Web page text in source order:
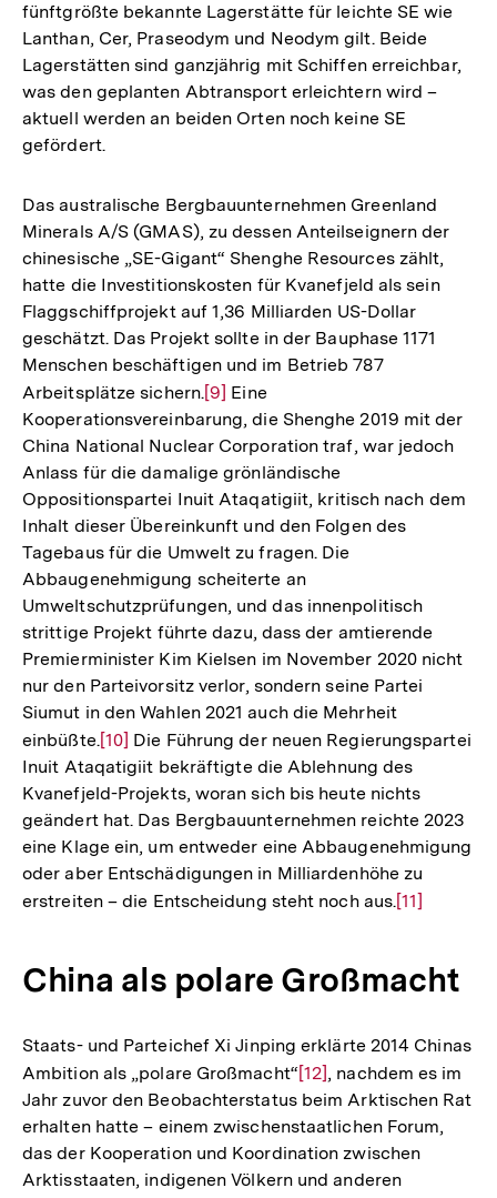
fünftgrößte bekannte Lagerstätte für leichte SE wie
Lanthan, Cer, Praseodym und Neodym gilt. Beide
Lagerstätten sind ganzjährig mit Schiffen erreichbar,
was den geplanten Abtransport erleichtern wird –
aktuell werden an beiden Orten noch keine SE
gefördert.
Das australische Bergbauunternehmen Greenland
Minerals A/S (GMAS), zu dessen Anteilseignern der
chinesische „SE-Gigant“ Shenghe Resources zählt,
hatte die Investitionskosten für Kvanefjeld als sein
Flaggschiffprojekt auf 1,36 Milliarden US-Dollar
geschätzt. Das Projekt sollte in der Bauphase 1171
Menschen beschäftigen und im Betrieb 787
Arbeitsplätze sichern.Zur
Auflösung
der
Fußnote
[9] Eine
Kooperationsvereinbarung, die Shenghe 2019 mit der
China National Nuclear Corporation traf, war jedoch
Anlass für die damalige grönländische
Oppositionspartei Inuit Ataqatigiit, kritisch nach dem
Inhalt dieser Übereinkunft und den Folgen des
Tagebaus für die Umwelt zu fragen. Die
Abbaugenehmigung scheiterte an
Umweltschutzprüfungen, und das innenpolitisch
strittige Projekt führte dazu, dass der amtierende
Premierminister Kim Kielsen im November 2020 nicht
nur den Parteivorsitz verlor, sondern seine Partei
Siumut in den Wahlen 2021 auch die Mehrheit
einbüßte.Zur
Auflösung
der
Fußnote
[10] Die Führung der neuen Regierungspartei
Inuit Ataqatigiit bekräftigte die Ablehnung des
Kvanefjeld-Projekts, woran sich bis heute nichts
geändert hat. Das Bergbauunternehmen reichte 2023
eine Klage ein, um entweder eine Abbaugenehmigung
oder aber Entschädigungen in Milliardenhöhe zu
erstreiten – die Entscheidung steht noch aus.Zur
Fußnote
[11]
China als polare Großmacht
Staats- und Parteichef Xi Jinping erklärte 2014 Chinas
Ambition als „polare Großmacht“Zur
Auflösung
der
Fußnote
[12], nachdem es im
Jahr zuvor den Beobachterstatus beim Arktischen Rat
erhalten hatte – einem zwischenstaatlichen Forum,
das der Kooperation und Koordination zwischen
Arktisstaaten, indigenen Völkern und anderen